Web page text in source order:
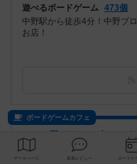
遊べるボードゲーム 473個
中野駅から徒歩4分！中野ブ
お店！
ボードゲームカフェ
子どもの本とボ
鹿児島県